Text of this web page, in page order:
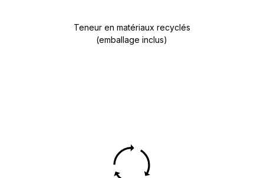
Teneur en matériaux recyclés
(emballage inclus)